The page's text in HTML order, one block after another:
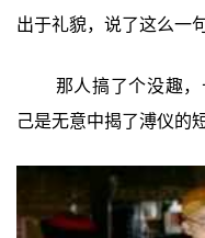
出于礼貌，说了这么一
那人搞了个没趣
己是无意中揭了溥仪的短